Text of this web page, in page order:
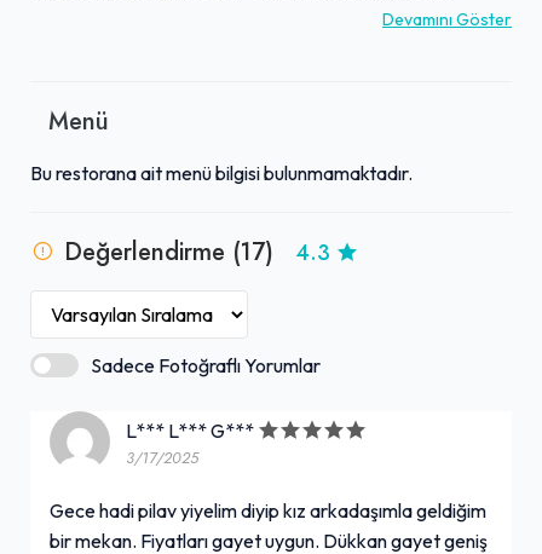
tavukları da "tam kıvamında" pişirilmektedir. Uygun fiyat
misafirlerine keyifli bir deneyim sunar. Geniş ve ferah
özel ayranı gibi yan ürünleriyle de beğeni toplamaktadır.
pilavcı, müşterileri tarafından sıkça tavsiye edilmektedir.
Devamını Göster
Menü
Bu restorana ait menü bilgisi bulunmamaktadır.
Değerlendirme (17) 4.3
Sadece Fotoğraflı Yorumlar
L*** L*** G***
3/17/2025
Gece hadi pilav yiyelim diyip kız arkadaşımla geldiğim
bir mekan. Fiyatları gayet uygun. Dükkan gayet geniş